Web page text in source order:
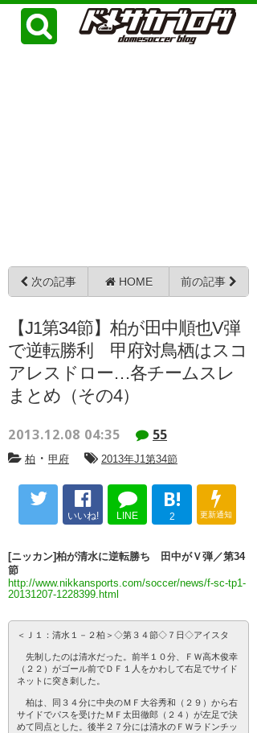
次の記事 HOME 前の記事
【J1第34節】柏が田中順也V弾
で逆転勝利 甲府対鳥栖はスコ
アレスドロー…各チームスレ
まとめ（その4）
2013.12.08 04:35 55
柏 ・ 甲府 2013年J1第34節
いいね! LINE
B!
2 更新通知
[ニッカン]柏が清水に逆転勝ち 田中がＶ弾／第34
節
http://www.nikkansports.com/soccer/news/f-sc-tp1-
20131207-1228399.html
＜Ｊ１：清水１－２柏＞◇第３４節◇７日◇アイスタ
先制したのは清水だった。前半１０分、ＦＷ高木俊幸
（２２）がゴール前でＤＦ１人をかわして右足でサイド
ネットに突き刺した。
柏は、同３４分に中央のＭＦ大谷秀和（２９）から右
サイドでパスを受けたＭＦ太田徹郎（２４）が左足で決
めて同点とした。後半２７分には清水のＦＷラドンチッ